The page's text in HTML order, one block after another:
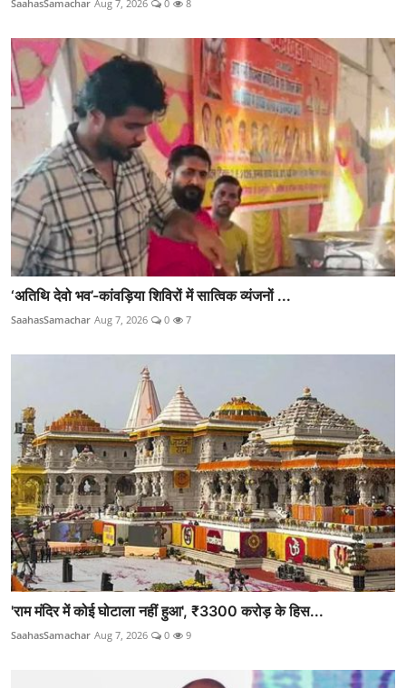
SaahasSamachar Aug 7, 2026 0 8
‘अतिथि देवो भव’-कांवड़िया शिविरों में सात्विक व्यंजनों ...
SaahasSamachar Aug 7, 2026 0 7
'राम मंदिर में कोई घोटाला नहीं हुआ', ₹3300 करोड़ के हिस...
SaahasSamachar Aug 7, 2026 0 9